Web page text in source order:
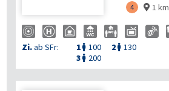
4  1 km
Zi.ab SFr: 1  100 2  130
3  200